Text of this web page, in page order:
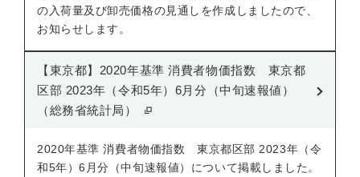
の入荷量及び卸売価格の見通しを作成しましたので、
お知らせします。
【東京都】2020年基準 消費者物価指数 東京都
区部 2023年（令和5年）6月分（中旬速報値）
（総務省統計局）
2020年基準 消費者物価指数 東京都区部 2023年（令
和5年）6月分（中旬速報値）について掲載しました。